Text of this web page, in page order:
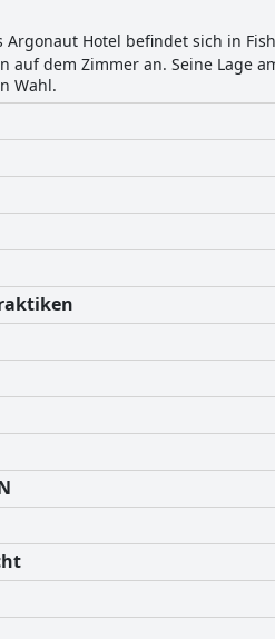
Argonaut Hotel befindet sich in
auf dem Zimmer an. Seine Lage
Wahl.